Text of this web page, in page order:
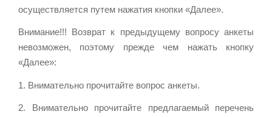
осуществляется путем нажатия кнопки «Далее».
Внимание!!! Возврат к предыдущему вопросу анкеты
невозможен, поэтому прежде чем нажать кнопку
«Далее»:
1. Внимательно прочитайте вопрос анкеты.
2. Внимательно прочитайте предлагаемый перечень